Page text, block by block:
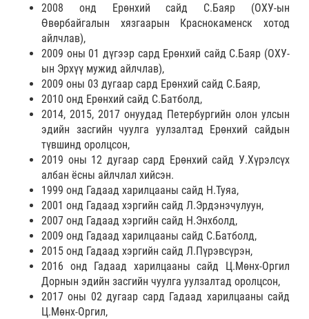
2008 онд Ерөнхий сайд С.Баяр (ОХУ-ын
Өвөрбайгалын хязгаарын Краснокаменск хотод
айлчлав),
2009 оны 01 дүгээр сард Ерөнхий сайд С.Баяр (ОХУ-
ын Эрхүү мужид айлчлав),
2009 оны 03 дугаар сард Ерөнхий сайд С.Баяр,
2010 онд Ерөнхий сайд С.Батболд,
2014, 2015, 2017 онуудад Петербургийн олон улсын
эдийн засгийн чуулга уулзалтад Ерөнхий сайдын
түвшинд оролцсон,
2019 оны 12 дугаар сард Ерөнхий сайд У.Хүрэлсүх
албан ёсны айлчлал хийсэн.
1999 онд Гадаад харилцааны сайд Н.Туяа,
2001 онд Гадаад хэргийн сайд Л.Эрдэнэчулуун,
2007 онд Гадаад хэргийн сайд Н.Энхболд,
2009 онд Гадаад харилцааны сайд С.Батболд,
2015 онд Гадаад хэргийн сайд Л.Пүрэвсүрэн,
2016 онд Гадаад харилцааны сайд Ц.Мөнх-Оргил
Дорнын эдийн засгийн чуулга уулзалтад оролцсон,
2017 оны 02 дугаар сард Гадаад харилцааны сайд
Ц.Мөнх-Оргил,